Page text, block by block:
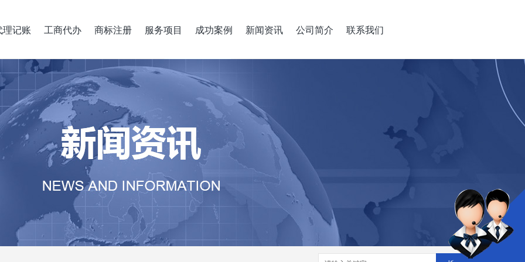
理记账 工商代办 商标注册 服务项目 成功案例 新闻资讯 公司简介 联系我们